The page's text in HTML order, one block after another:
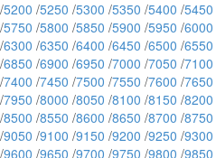
/5200 /5250 /5300 /5350 /5400 /5450
/5750 /5800 /5850 /5900 /5950 /6000
/6300 /6350 /6400 /6450 /6500 /6550
/6850 /6900 /6950 /7000 /7050 /7100
/7400 /7450 /7500 /7550 /7600 /7650
/7950 /8000 /8050 /8100 /8150 /8200
/8500 /8550 /8600 /8650 /8700 /8750
/9050 /9100 /9150 /9200 /9250 /9300
/9600 /9650 /9700 /9750 /9800 /9850